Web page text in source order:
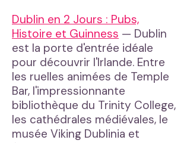
Dublin en 2 Jours : Pubs,
Histoire et Guinness — Dublin
est la porte d'entrée idéale
pour découvrir l'Irlande. Entre
les ruelles animées de Temple
Bar, l'impressionnante
bibliothèque du Trinity College,
les cathédrales médiévales, le
musée Viking Dublinia et